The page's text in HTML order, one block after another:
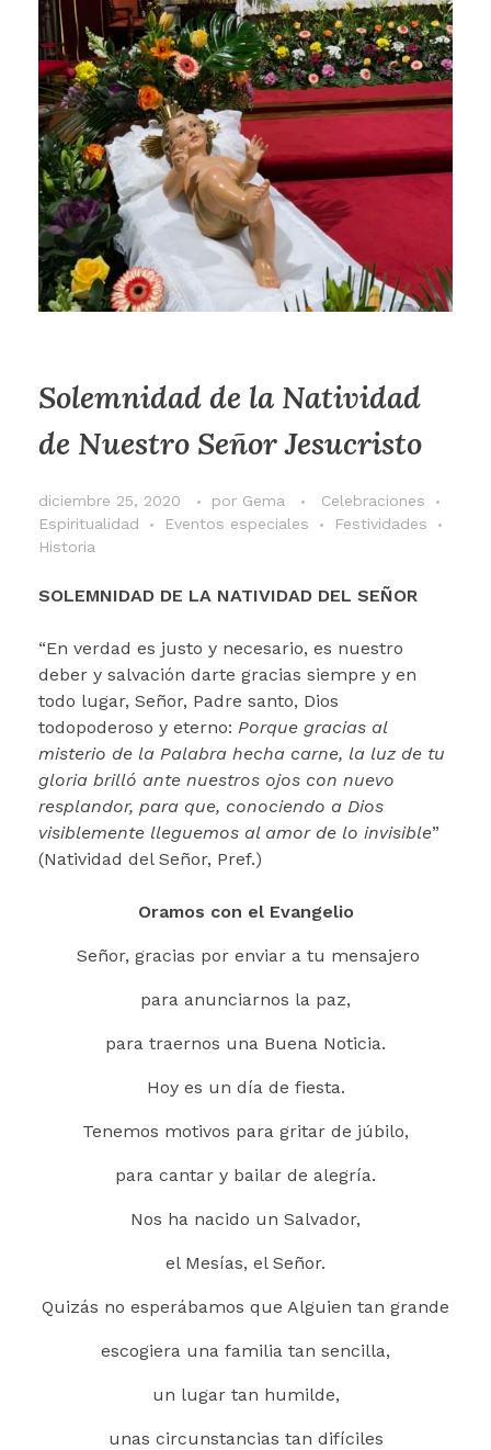
Solemnidad de la Natividad
de Nuestro Señor Jesucristo
diciembre 25, 2020 por Gema
Celebraciones
Espiritualidad
Eventos especiales
Festividades
Historia
SOLEMNIDAD DE LA NATIVIDAD DEL SEÑOR
“En verdad es justo y necesario, es nuestro
deber y salvación darte gracias siempre y en
todo lugar, Señor, Padre santo, Dios
todopoderoso y eterno: Porque gracias al
misterio de la Palabra hecha carne, la luz de tu
gloria brilló ante nuestros ojos con nuevo
resplandor, para que, conociendo a Dios
visiblemente lleguemos al amor de lo invisible”
(Natividad del Señor, Pref.)
Oramos con el Evangelio
Señor, gracias por enviar a tu mensajero
para anunciarnos la paz,
para traernos una Buena Noticia.
Hoy es un día de fiesta.
Tenemos motivos para gritar de júbilo,
para cantar y bailar de alegría.
Nos ha nacido un Salvador,
el Mesías, el Señor.
Quizás no esperábamos que Alguien tan grande
escogiera una familia tan sencilla,
un lugar tan humilde,
unas circunstancias tan difíciles